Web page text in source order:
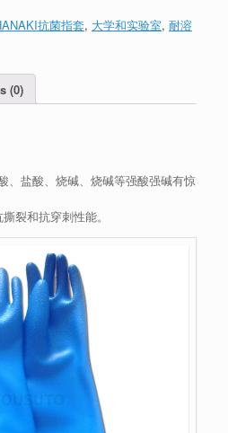
抗菌指套, 大学和实验室, 耐溶
(0)
、盐酸、烧碱、烧碱等强酸强碱有惊
裂和抗穿刺性能。